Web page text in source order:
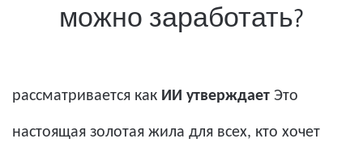
можно заработать?
рассматривается как ИИ утверждает Это
настоящая золотая жила для всех, кто хочет